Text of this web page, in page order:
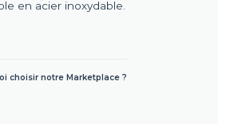
en acier inoxydable.
choisir notre Marketplace ?